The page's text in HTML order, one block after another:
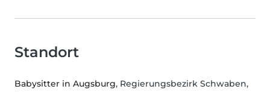
Standort
Babysitter in Augsburg, Regierungsbezirk Schwaben,